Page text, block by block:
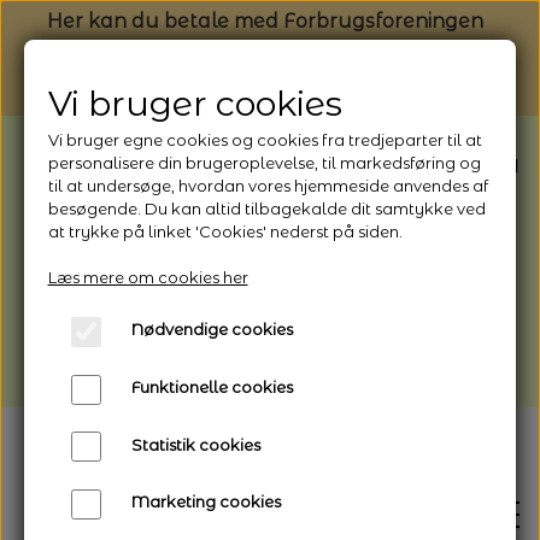
Her kan du betale med Forbrugsforeningen
BEMÆRK: Butikken har ferielukket* fra
1/8 - 9/8 - 2026
*Webshoppen er åben og sender hele
afhentning
Vi gør opmærksom på, at der kan være lidt
længere leveringstid
Vi bruger cookies
Vi bruger egne cookies og cookies fra tredjeparter til at
personalisere din brugeroplevelse, til markedsføring og
til at undersøge, hvordan vores hjemmeside anvendes af
besøgende. Du kan altid tilbagekalde dit samtykke ved
at trykke på linket 'Cookies' nederst på siden.
Læs mere om cookies her
Nødvendige cookies
Funktionelle cookies
Statistik cookies
Marketing cookies